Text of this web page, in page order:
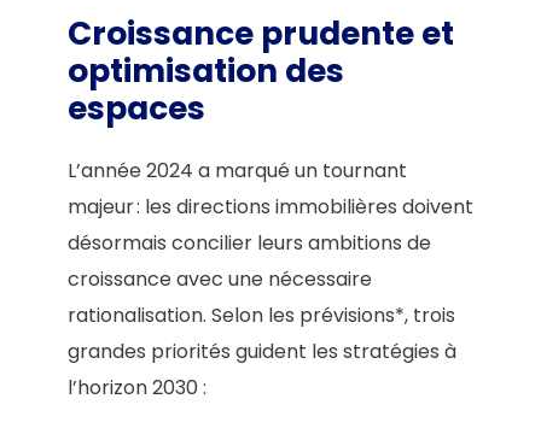
Croissance prudente et
optimisation des
espaces
L’année 2024 a marqué un tournant
majeur : les directions immobilières doivent
désormais concilier leurs ambitions de
croissance avec une nécessaire
rationalisation. Selon les prévisions*, trois
grandes priorités guident les stratégies à
l’horizon 2030 :